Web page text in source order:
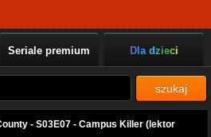
Seriale premium Dla dzieci
szukaj
- S03E07 - Campus Killer (lektor